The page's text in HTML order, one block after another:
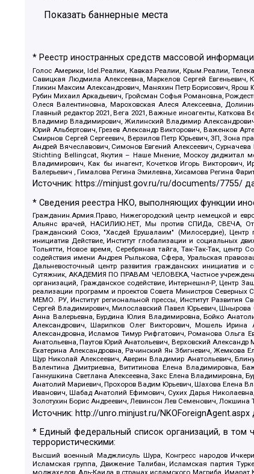
Показать баннерные места
* Реестр иностранных средств массовой
Голос Америки, Idel.Реалии, Кавказ.Реалии, Крым.Реалии,
Савицкая Людмила Алексеевна, Маркелов Сергей
Гликин Максим Александрович, Маняхин Петр Борисович, Ярош
Рубин Михаил Аркадьевич, Гройсман Софья Романовна,
Олеся Валентиновна, Мароховская Алеся Алексеевна,
Главный редактор 2021, Вега 2021, Важные иноагенты,
Владимир Владимирович, Жилинский Владимир Александрович,
Юрий Альбертович, Грезев Александр Викторович, Важенков
Смирнов Сергей Сергеевич, Верзилов Петр Юрьевич, ЗП, Зона
Андрей Вячеславович, Симонов Евгений Алексеевич,
Stichting Bellingcat, Якутия – Наше Мнение, Москоу диджитал
Владимирович, Как бы инагент, Кочетков Игорь Викторович,
Валерьевич , Гималова Регина Эмилевна, Хисамова Регина
Источник: https://minjust.gov.ru/ru/documents/7755/
* Сведения реестра НКО, выполняющих функции
Гражданин.Армия.Право, Нижегородский центр немецкой и
Альянс врачей, НАСИЛИЮ.НЕТ, Мы против СПИДа, СВЕЧА,
Гражданский Союз, "Хасдей Ерушалаим" (Милосердие),
инициатив Действие, Институт глобализации и социальных
Тольятти, Новое время, Серебряная тайга, Так-Так-Так,
содействия имени Андрея Рылькова, Сфера, Уральская
Дальневосточный центр развития гражданских инициатив и
Сутяжник, АКАДЕМИЯ ПО ПРАВАМ ЧЕЛОВЕКА, Частное
организаций, Гражданское содействие, Интернешнл-Р, Центр
реализации программ и проектов Совета Министров
МЕМО. РУ, Институт региональной прессы, Институт Развития
Сергей Владимирович, Милославский Павел Юрьевич, Шнырова
Анна Валерьевна, Бурдина Юлия Владимировна, Бойко
Александрович, Шарипков Олег Викторович, Мошель Ирина
Александровна, Исламов Тимур Рифгатович, Романова Ольга
Анатольевна, Паутов Юрий Анатольевич, Верховский
Екатерина Александровна, Рачинский Ян Збигневич, Жемкова
Щур Николай Алексеевич, Аверин Владимир Анатольевич,
Валентина Дмитриевна, Вититинова Елена Владимировна,
Ганнушкина Светлана Алексеевна, Закс Елена Владимировна,
Анатолий Мариевич, Прохоров Вадим Юрьевич, Шахова Елена
Иванович, Шабад Анатолий Ефимович, Сухих Дарья
Золотухин Борис Андреевич, Левинсон Лев Семенович,
Источник: http://unro.minjust.ru/NKOForeignAgent.aspx
* Единый федеральный список организаций, в том
террористическими:
Высший военный Маджлисуль Шура, Конгресс народов
Исламская группа, Движение Талибан, Исламская партия
моджахедов, Аль-Каида в странах исламского Магриба,